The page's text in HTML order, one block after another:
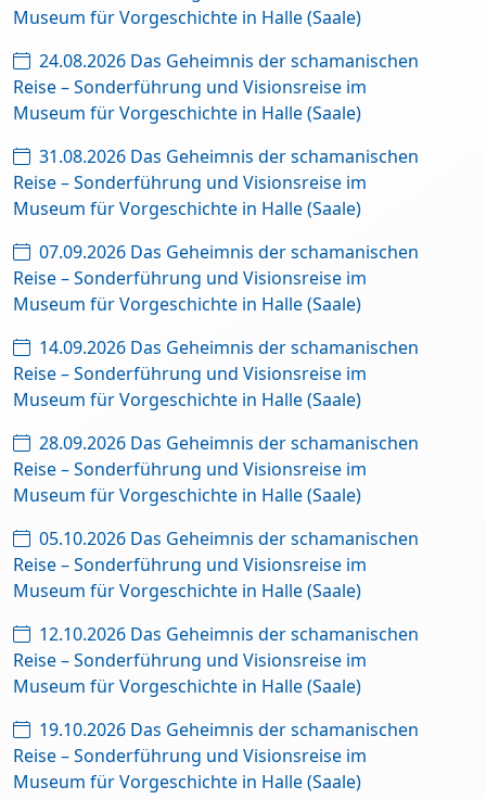
Museum für Vorgeschichte in Halle (Saale)
24.08.2026 Das Geheimnis der schamanischen
Reise – Sonderführung und Visionsreise im
Museum für Vorgeschichte in Halle (Saale)
31.08.2026 Das Geheimnis der schamanischen
Reise – Sonderführung und Visionsreise im
Museum für Vorgeschichte in Halle (Saale)
07.09.2026 Das Geheimnis der schamanischen
Reise – Sonderführung und Visionsreise im
Museum für Vorgeschichte in Halle (Saale)
14.09.2026 Das Geheimnis der schamanischen
Reise – Sonderführung und Visionsreise im
Museum für Vorgeschichte in Halle (Saale)
28.09.2026 Das Geheimnis der schamanischen
Reise – Sonderführung und Visionsreise im
Museum für Vorgeschichte in Halle (Saale)
05.10.2026 Das Geheimnis der schamanischen
Reise – Sonderführung und Visionsreise im
Museum für Vorgeschichte in Halle (Saale)
12.10.2026 Das Geheimnis der schamanischen
Reise – Sonderführung und Visionsreise im
Museum für Vorgeschichte in Halle (Saale)
19.10.2026 Das Geheimnis der schamanischen
Reise – Sonderführung und Visionsreise im
Museum für Vorgeschichte in Halle (Saale)